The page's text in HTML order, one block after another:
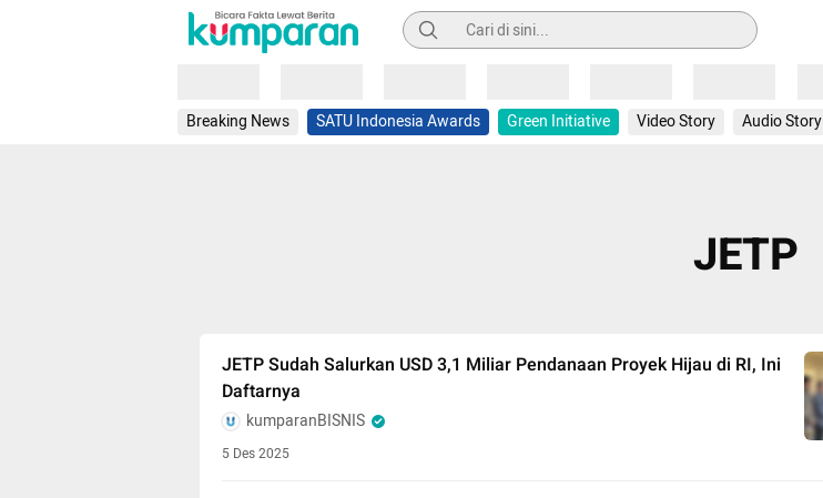
Pencarian
Breaking News SATU Indonesia Awards Green Initiative Video Story Audio Story
JETP
JETP Sudah Salurkan USD 3,1 Miliar Pendanaan Proyek Hijau di RI, Ini
Daftarnya
kumparanBISNIS
5 Des 2025